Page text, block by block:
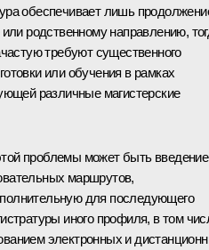
обеспечивает лишь
родственному направлению,
требуют существенного
или обучения в рамках
различные магистерские
проблемы может быть введение
маршрутов,
для последующего
иного профиля, в том
электронных и